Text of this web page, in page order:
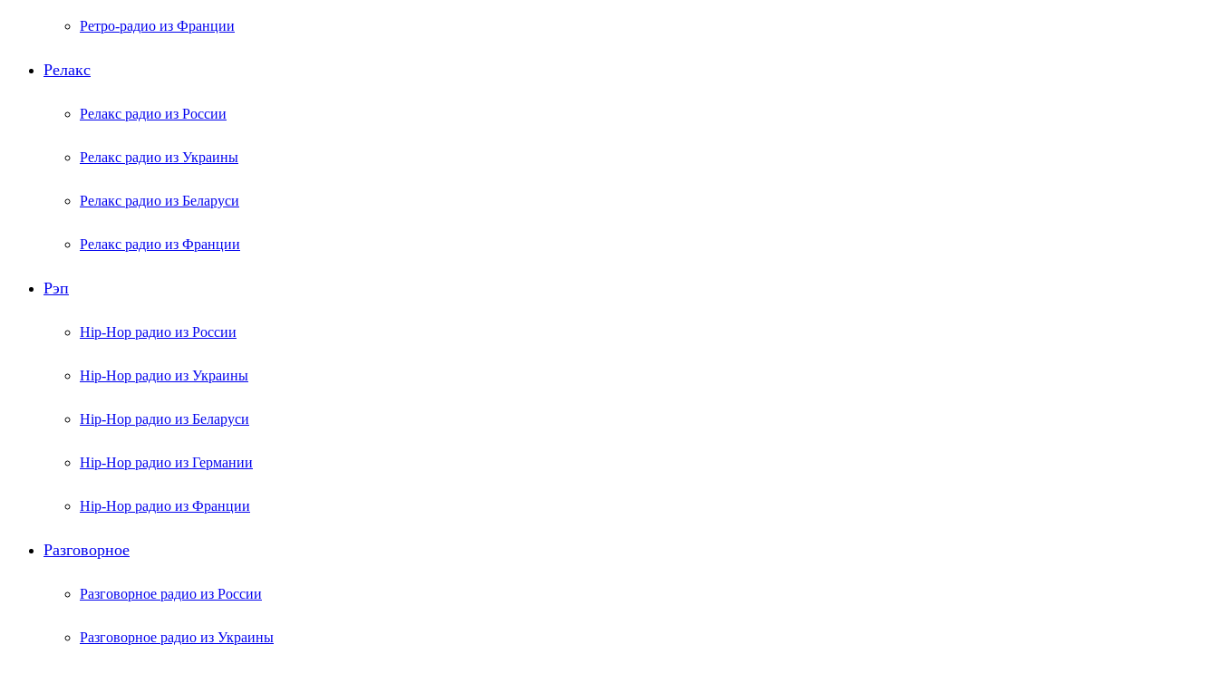
Ретро-радио из Франции
Релакс
Релакс радио из России
Релакс радио из Украины
Релакс радио из Беларуси
Релакс радио из Франции
Рэп
Hip-Hop радио из России
Hip-Hop радио из Украины
Hip-Hop радио из Беларуси
Hip-Hop радио из Германии
Hip-Hop радио из Франции
Разговорное
Разговорное радио из России
Разговорное радио из Украины